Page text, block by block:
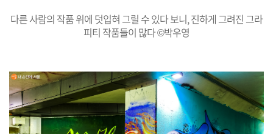
다른 사람의 작품 위에 덧입혀 그릴 수 있다 보니, 진하게 그려진 그라
피티 작품들이 많다 ©박우영